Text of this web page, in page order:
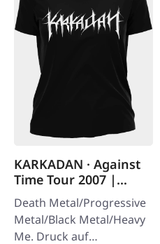
Preis:
KARKADAN · Against
Time Tour 2007 |
GIRLIE
Death Metal/Progressive
Metal/Black Metal/Heavy
Me. Druck auf